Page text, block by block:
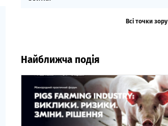
Всі точки зору
Найближча подія